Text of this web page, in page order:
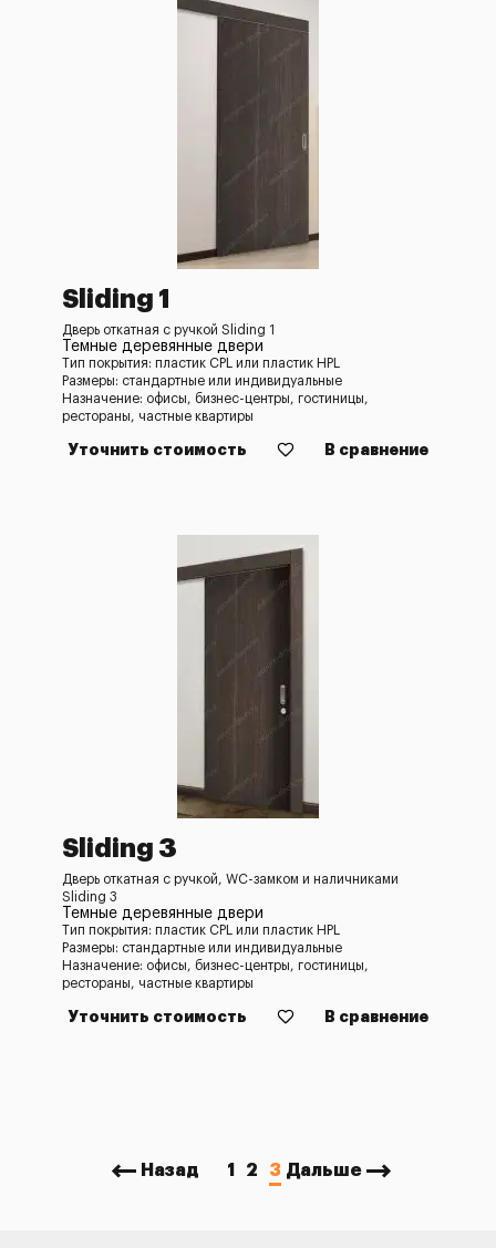
Sliding 1
Дверь откатная с ручкой Sliding 1
Темные деревянные двери
Тип покрытия: пластик CPL или пластик HPL
Размеры: стандартные или индивидуальные
Назначение: офисы, бизнес-центры, гостиницы,
рестораны, частные квартиры
Уточнить стоимость В сравнение
Sliding 3
Дверь откатная с ручкой, WC-замком и наличниками
Sliding 3
Темные деревянные двери
Тип покрытия: пластик CPL или пластик HPL
Размеры: стандартные или индивидуальные
Назначение: офисы, бизнес-центры, гостиницы,
рестораны, частные квартиры
Уточнить стоимость В сравнение
Назад 1 2 3 Дальше